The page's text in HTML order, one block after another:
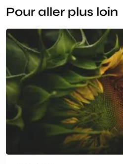
Pour aller plus loin